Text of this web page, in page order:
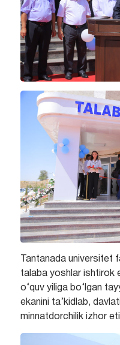
Tantanada universitet
talaba yoshlar ishtirok
o‘quv yiliga bo‘lgan
ekanini ta’kidlab,
minnatdorchilik izhor